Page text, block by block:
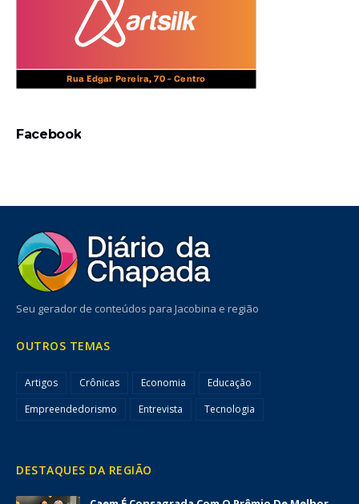
Facebook
Seu gerador de conteúdos para Jacobina e região
OUTROS TEMAS
Artigos Crônicas Economia
Educação
Empreendedorismo
Entrevista Tecnologia
DESTAQUES DA REGIÃO